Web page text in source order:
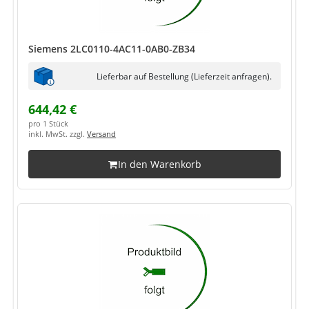
Siemens 2LC0110-4AC11-0AB0-ZB34
Lieferbar auf Bestellung (Lieferzeit anfragen).
644,42 €
pro 1 Stück
inkl. MwSt. zzgl. Versand
In den Warenkorb